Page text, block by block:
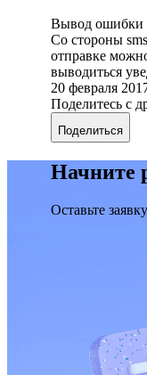
Вывод ошибки
Со стороны
отправке
выводиться
20 февраля
Поделитесь с
Поделиться
Начните
Оставьте